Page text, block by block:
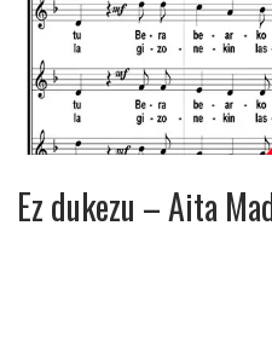
Ez dukezu – Aita